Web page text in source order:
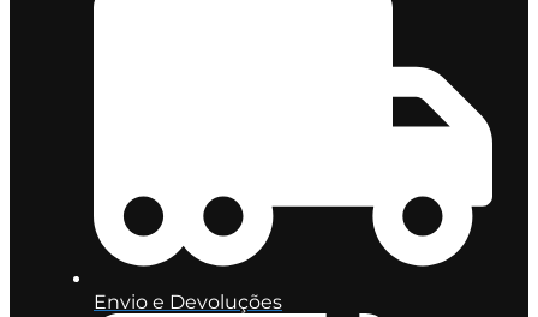
Envio e Devoluções